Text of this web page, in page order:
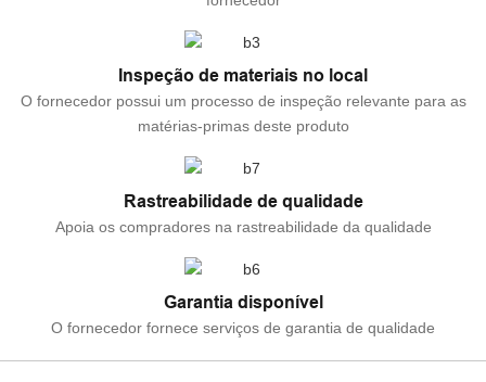
Inspeção de materiais no local
O fornecedor possui um processo de inspeção relevante para as
matérias-primas deste produto
Rastreabilidade de qualidade
Apoia os compradores na rastreabilidade da qualidade
Garantia disponível
O fornecedor fornece serviços de garantia de qualidade